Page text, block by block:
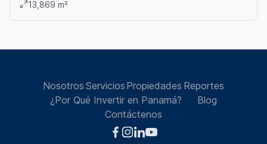
Ver detalles: VENTA DE TERRENO EN SANTA MARÍA
13,869 m²
Nosotros Servicios Propiedades Reportes
¿Por Qué Invertir en Panamá?
Blog
Contáctenos